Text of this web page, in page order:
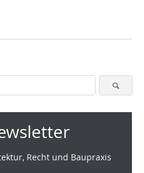
Recht und Baupraxis